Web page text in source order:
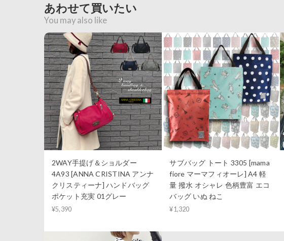
あわせて買いたい
You may also like
2WAY手提げ＆ショルダー
4A93 [ANNA CRISTINA アンナ
クリスティーナ] ハンドバッグ
ポケット充実 01グレー
¥5,390
サブバッグ トート 3305 [mama
fiore マーマフィオーレ] A4 軽
量 撥水 オシャレ 色柄豊富 エコ
バッグ いぬ ねこ
¥1,320